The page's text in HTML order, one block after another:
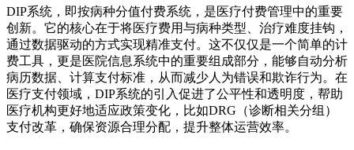
DIP系统，即按病种分值付费系统，是医疗付费管理中的重要
创新。它的核心在于将医疗费用与病种类型、治疗难度挂钩，
通过数据驱动的方式实现精准支付。这不仅仅是一个简单的计
费工具，更是医院信息系统中的重要组成部分，能够自动分析
病历数据、计算支付标准，从而减少人为错误和欺诈行为。在
医疗支付领域，DIP系统的引入促进了公平性和透明度，帮助
医疗机构更好地适应政策变化，比如DRG（诊断相关分组）
支付改革，确保资源合理分配，提升整体运营效率。